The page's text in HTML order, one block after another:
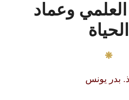
العلمي وعماد
الحياة
ّّذ. بدر يونس